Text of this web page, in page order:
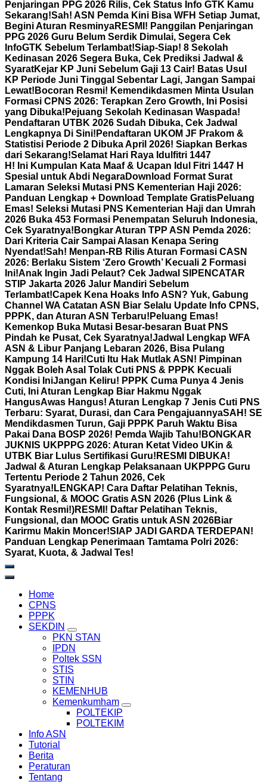
Penjaringan PPG 2026 Rilis, Cek Status Info GTK Kamu
Sekarang!Sah! ASN Pemda Kini Bisa WFH Setiap Jumat,
Begini Aturan ResminyaRESMI! Panggilan Penjaringan
PPG 2026 Guru Belum Serdik Dimulai, Segera Cek
InfoGTK Sebelum Terlambat!Siap-Siap! 8 Sekolah
Kedinasan 2026 Segera Buka, Cek Prediksi Jadwal &
SyaratKejar KP Juni Sebelum Gaji 13 Cair! Batas Usul
KP Periode Juni Tinggal Sebentar Lagi, Jangan Sampai
Lewat! Bocoran Resmi! Kemendikdasmen Minta Usulan
Formasi CPNS 2026: Terapkan Zero Growth, Ini Posisi
yang Dibuka! Pejuang Sekolah Kedinasan Waspada!
Pendaftaran UTBK 2026 Sudah Dibuka, Cek Jadwal
Lengkapnya Di Sini! Pendaftaran UKOM JF Prakom &
Statistisi Periode 2 Dibuka April 2026! Siapkan Berkas
dari Sekarang!Selamat Hari Raya Idulfitri 1447
H! Ini Kumpulan Kata Maaf & Ucapan Idul Fitri 1447 H
Spesial untuk Abdi NegaraDownload Format Surat
Lamaran Seleksi Mutasi PNS Kementerian Haji 2026:
Panduan Lengkap + Download Template GratisPeluang
Emas! Seleksi Mutasi PNS Kementerian Haji dan Umrah
2026 Buka 453 Formasi Penempatan Seluruh Indonesia,
Cek Syaratnya! Bongkar Aturan TPP ASN Pemda 2026:
Dari Kriteria Cair Sampai Alasan Kenapa Sering
Nyendat!Sah! Menpan-RB Rilis Aturan Formasi CASN
2026: Berlaku Sistem ‘Zero Growth’ Kecuali 2 Formasi
Ini!Anak Ingin Jadi Pelaut? Cek Jadwal SIPENCATAR
STIP Jakarta 2026 Jalur Mandiri Sebelum
Terlambat!Capek Kena Hoaks Info ASN? Yuk, Gabung
Channel WA Catatan ASN Biar Selalu Update Info CPNS,
PPPK, dan Aturan ASN Terbaru! Peluang Emas!
Kemenkop Buka Mutasi Besar-besaran Buat PNS
Pindah ke Pusat, Cek Syaratnya!Jadwal Lengkap WFA
ASN & Libur Panjang Lebaran 2026, Bisa Pulang
Kampung 14 Hari!Cuti Itu Hak Mutlak ASN! Pimpinan
Nggak Boleh Asal Tolak Cuti PNS & PPPK Kecuali
Kondisi IniJangan Keliru! PPPK Cuma Punya 4 Jenis
Cuti, Ini Aturan Lengkap Biar Hakmu Nggak
HangusAwas Hangus! Aturan Lengkap 7 Jenis Cuti PNS
Terbaru: Syarat, Durasi, dan Cara PengajuannyaSAH! SE
Mendikdasmen Turun, Gaji PPPK Paruh Waktu Bisa
Pakai Dana BOSP 2026! Pemda Wajib Tahu! BONGKAR
JUKNIS UKPPPG 2026: Aturan Ketat Video UKin &
UTBK Biar Lulus Sertifikasi Guru! RESMI DIBUKA!
Jadwal & Aturan Lengkap Pelaksanaan UKPPPG Guru
Tertentu Periode 2 Tahun 2026, Cek
Syaratnya! LENGKAP! Cara Daftar Pelatihan Teknis,
Fungsional, & MOOC Gratis ASN 2026 (Plus Link &
Kontak Resmi!)RESMI! Daftar Pelatihan Teknis,
Fungsional, dan MOOC Gratis untuk ASN 2026Biar
Karirmu Makin Moncer!SIAP JADI GARDA TERDEPAN!
Panduan Lengkap Penerimaan Tamtama Polri 2026:
Syarat, Kuota, & Jadwal Tes!
Home
CPNS
PPPK
SEKDIN
PKN STAN
IPDN
Poltek SSN
STIS
STIN
KEMENHUB
Kemenkumham
POLTEKIP
POLTEKIM
Info ASN
Tutorial
Berita
Peraturan
Tentang